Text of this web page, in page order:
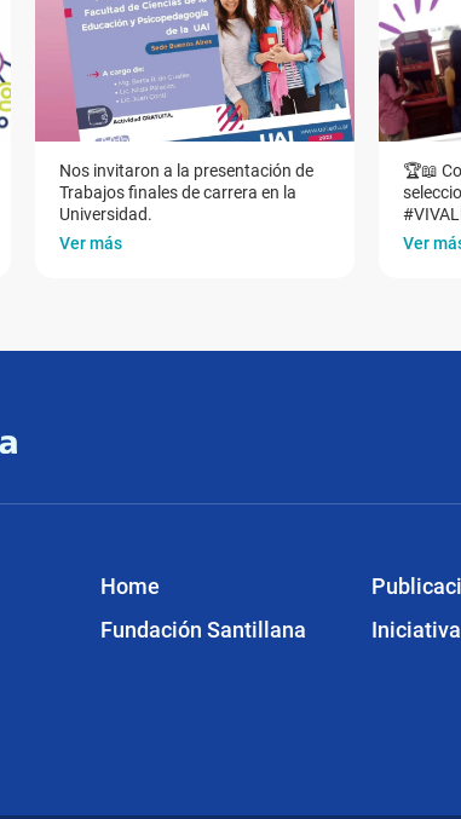
Nos invitaron a la presentación de
Trabajos finales de carrera en la
Universidad.
Ver más
🏆📖
Ver
Home
Fundación Santillana